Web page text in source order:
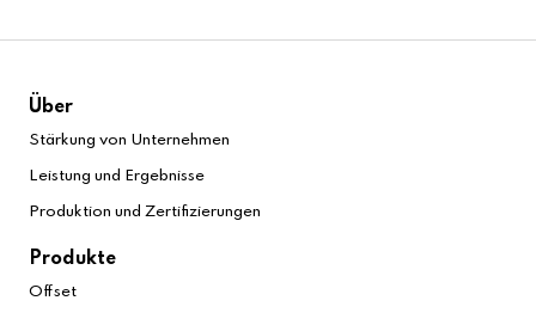
Über
Stärkung von Unternehmen
Leistung und Ergebnisse
Produktion und Zertifizierungen
Produkte
Offset